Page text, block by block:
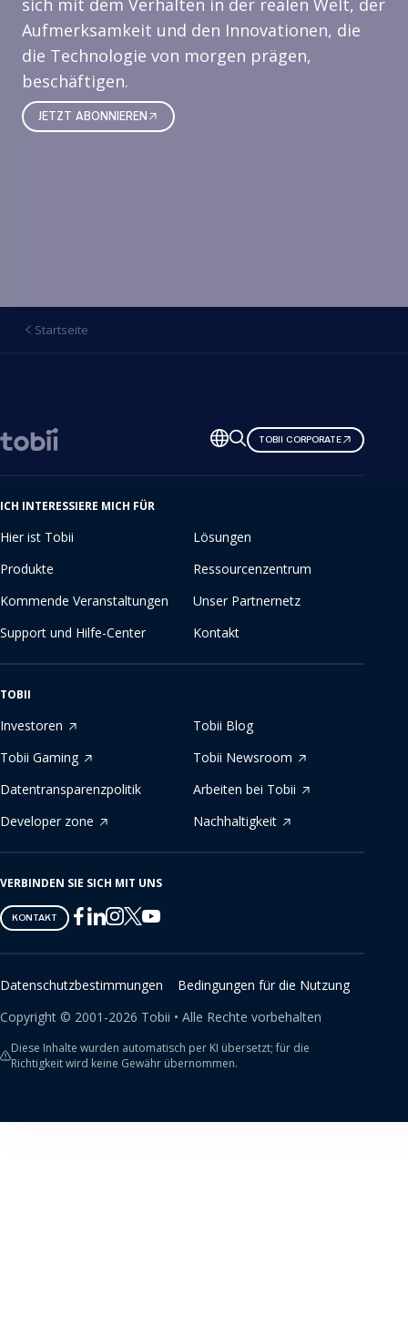
sich mit dem Verhalten in der realen Welt, der
Aufmerksamkeit und den Innovationen, die
die Technologie von morgen prägen,
beschäftigen.
JETZT ABONNIEREN
Startseite
Sprache
ändern
TOBII CORPORATE
ICH INTERESSIERE MICH FÜR
Hier ist Tobii
Lösungen
Produkte
Ressourcenzentrum
Kommende Veranstaltungen
Unser Partnernetz
Support und Hilfe-Center
Kontakt
TOBII
Investoren
Tobii Blog
Tobii Gaming
Tobii Newsroom
Datentransparenzpolitik
Arbeiten bei Tobii
Developer zone
Nachhaltigkeit
VERBINDEN SIE SICH MIT UNS
KONTAKT
Tobii
on
Facebook
Tobii
on
Linkedin
Tobii
on
Instagram
Tobii
on
Twitter
Tobii
on
Youtube
Datenschutzbestimmungen
Bedingungen für die Nutzung
Copyright © 2001-2026 Tobii • Alle Rechte vorbehalten
Diese Inhalte wurden automatisch per KI übersetzt; für die
Richtigkeit wird keine Gewähr übernommen.